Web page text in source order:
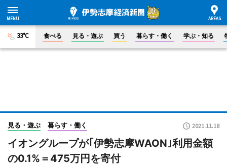
33°C 食べる 見る・遊ぶ 買う 暮らす・働く 学ぶ・知る
見る・遊ぶ 暮らす・働く 2021.11.18
イオングループが｢伊勢志摩WAON｣利用金額
の0.1%＝475万円を寄付